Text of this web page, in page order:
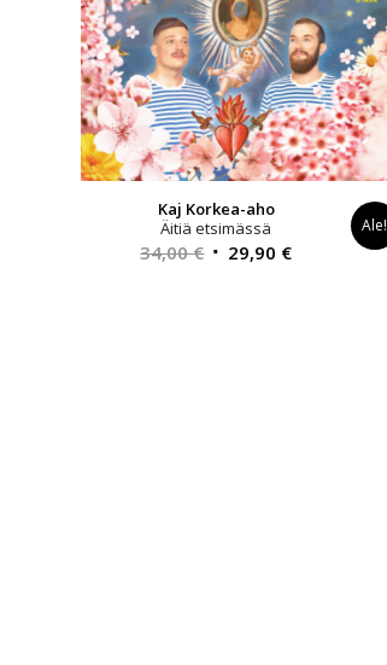
Kaj Korkea-aho
Äitiä etsimässä
34,00€ Alkuperäinen
29,90 €Nykyinen
Ale!